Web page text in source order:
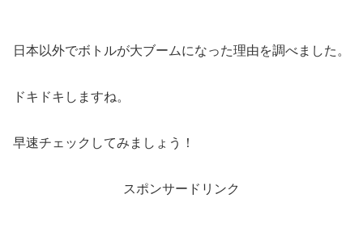
日本以外でボトルが大ブームになった理由を調べました。
ドキドキしますね。
早速チェックしてみましょう！
スポンサードリンク